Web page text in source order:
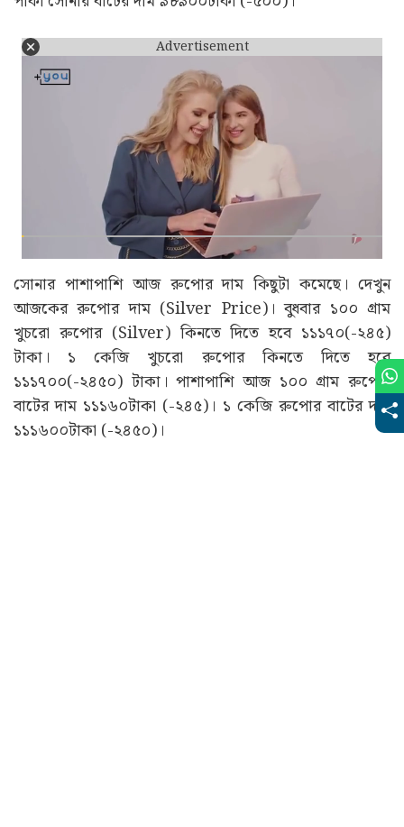
Advertisement
সোনার পাশাপাশি আজ রুপোর দাম কিছুটা কমেছে। দেখুন
আজকের রুপোর দাম (Silver Price)। বুধবার ১০০ গ্ৰাম
খুচরো রুপোর (Silver) কিনতে দিতে হবে ১১১৭০(-২৪৫)
টাকা। ১ কেজি খুচরো রুপোর কিনতে দিতে হবে
১১১৭০০(-২৪৫০) টাকা। পাশাপাশি আজ ১০০ গ্ৰাম রুপোর
বাটের দাম ১১১৬০টাকা (-২৪৫)। ১ কেজি রুপোর বাটের দাম
১১১৬০০টাকা (-২৪৫০)।